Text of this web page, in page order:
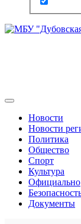
Новости
Новости
Политика
Общество
Спорт
Культура
Официально
Документы